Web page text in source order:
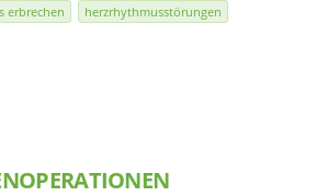
erbrechen
herzrhythmusstörungen